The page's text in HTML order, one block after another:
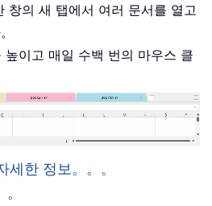
창의 새 탭에서 여러 문서를 열고
높이고 매일 수백 번의 마우스 클
한 정보。。。